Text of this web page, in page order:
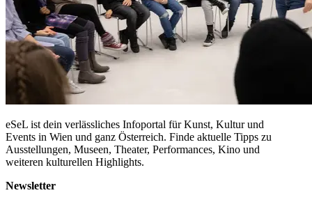
eSeL ist dein verlässliches Infoportal für Kunst, Kultur und
Events in Wien und ganz Österreich. Finde aktuelle Tipps zu
Ausstellungen, Museen, Theater, Performances, Kino und
weiteren kulturellen Highlights.
Newsletter